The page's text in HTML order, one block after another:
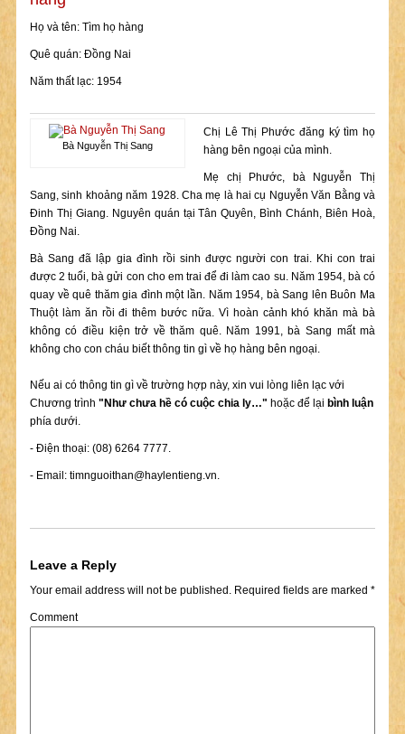
Họ và tên: Tìm họ hàng
Quê quán: Đồng Nai
Năm thất lạc: 1954
Bà Nguyễn Thị Sang
Chị Lê Thị Phước đăng ký tìm họ
hàng bên ngoại của mình.
Mẹ chị Phước, bà Nguyễn Thị
Sang, sinh khoảng năm 1928. Cha mẹ là hai cụ Nguyễn Văn Bằng và
Đinh Thị Giang. Nguyên quán tại Tân Quyên, Bình Chánh, Biên Hoà,
Đồng Nai.
Bà Sang đã lập gia đình rồi sinh được người con trai. Khi con trai
được 2 tuổi, bà gửi con cho em trai để đi làm cao su. Năm 1954, bà có
quay về quê thăm gia đình một lần. Năm 1954, bà Sang lên Buôn Ma
Thuột làm ăn rồi đi thêm bước nữa. Vì hoàn cảnh khó khăn mà bà
không có điều kiện trở về thăm quê. Năm 1991, bà Sang mất mà
không cho con cháu biết thông tin gì về họ hàng bên ngoại.
Nếu ai có thông tin gì về trường hợp này, xin vui lòng liên lạc với
Chương trình "Như chưa hề có cuộc chia ly…" hoặc để lại bình luận
phía dưới.
- Điện thoại: (08) 6264 7777.
- Email: timnguoithan@haylentieng.vn.
Leave a Reply
Your email address will not be published.Required fields are marked *
Comment